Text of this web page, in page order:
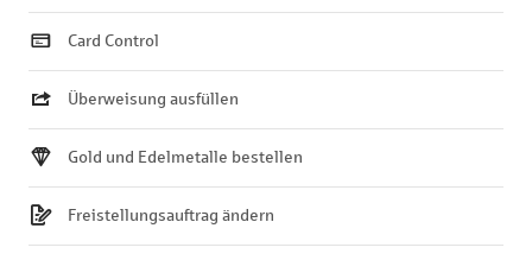
Card Control
Überweisung ausfüllen
Gold und Edelmetalle bestellen
Freistellungsauftrag ändern